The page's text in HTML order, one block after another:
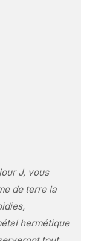
J, vous
de terre la
hermétique